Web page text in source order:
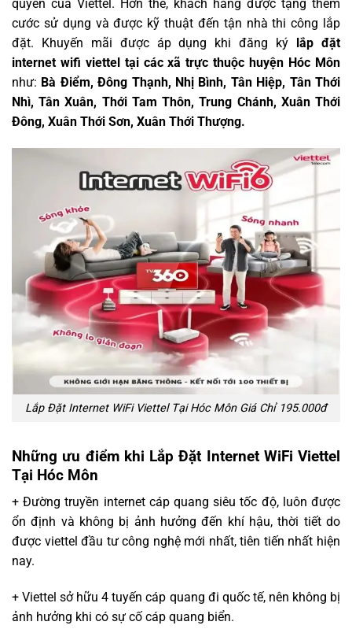
quyền của Viettel. Hơn thế, khách hàng được tặng thêm
cước sử dụng và được kỹ thuật đến tận nhà thi công lắp
đặt. Khuyến mãi được áp dụng khi đăng ký lắp đặt
internet wifi viettel tại các xã trực thuộc huyện Hóc Môn
như: Bà Điểm, Đông Thạnh, Nhị Bình, Tân Hiệp, Tân Thới
Nhì, Tân Xuân, Thới Tam Thôn, Trung Chánh, Xuân Thới
Đông, Xuân Thới Sơn, Xuân Thới Thượng.
Lắp Đặt Internet WiFi Viettel Tại Hóc Môn Giá Chỉ 195.000đ
Những ưu điểm khi Lắp Đặt Internet WiFi Viettel
Tại Hóc Môn
+ Đường truyền internet cáp quang siêu tốc độ, luôn được
ổn định và không bị ảnh hưởng đến khí hậu, thời tiết do
được viettel đầu tư công nghệ mới nhất, tiên tiến nhất hiện
nay.
+ Viettel sở hữu 4 tuyến cáp quang đi quốc tế, nên không bị
ảnh hưởng khi có sự cố cáp quang biển.